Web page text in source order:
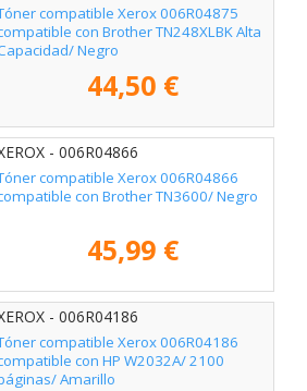
compatible Xerox 006R04875
con Brother TN248XLBK Alta
Negro
44,50 €
- 006R04866
compatible Xerox 006R04866
con Brother TN3600/ Negro
45,99 €
- 006R04186
compatible Xerox 006R04186
con HP W2032A/ 2100
Amarillo